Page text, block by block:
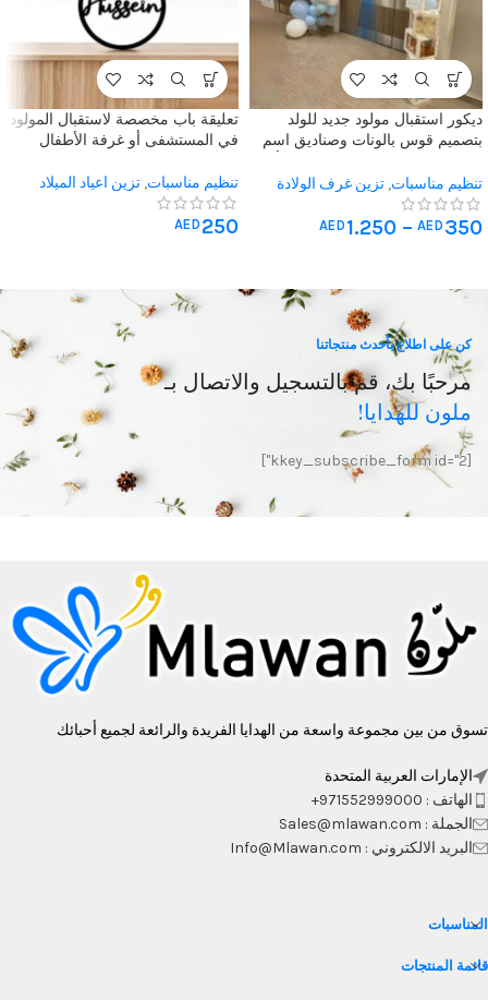
ديكور استقبال مولود جديد للولد
بتصميم قوس بالونات وصناديق اسم
المنزل
تنظيم مناسبات, تزين غرف الولادة
AED 350
–
AED 1.250
تعليقة باب مخصصة لاستقبال المولود
في المستشفى أو غرفة الأطفال
تنظيم مناسبات, تزين اعياد الميلاد
للمنازل,تزين غرف الولادة
الباب AED 250
كن على اطلاع بأحدث منتجاتنا
مرحبًا بك، قم بالتسجيل والاتصال بـ
ملون للهدايا!
[kkey_subscribe_form id="2"]
تسوق من بين مجموعة واسعة من الهدايا الفريدة والرائعة لجميع أحبائك
الإمارات العربية المتحدة
الهاتف : 971552999000+
الجملة : Sales@mlawan.com
البريد الالكتروني : Info@Mlawan.com
المناسبات
قائمة المنتجات